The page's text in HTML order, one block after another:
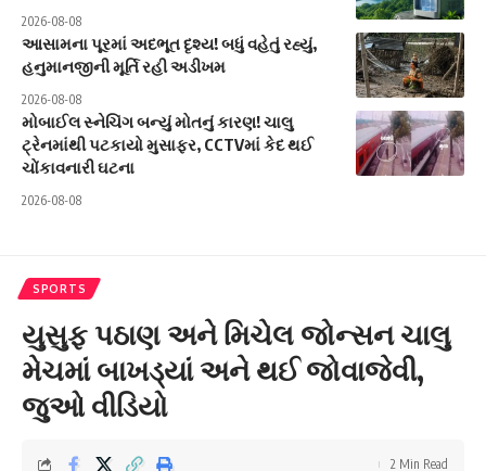
2026-08-08
આસામના પૂરમાં અદભૂત દૃશ્ય! બધું વહેતું રહ્યું,
હનુમાનજીની મૂર્તિ રહી અડીખમ
2026-08-08
મોબાઈલ સ્નેચિંગ બન્યું મોતનું કારણ! ચાલુ
ટ્રેનમાંથી પટકાયો મુસાફર, CCTVમાં કેદ થઈ
ચોંકાવનારી ઘટના
2026-08-08
SPORTS
યુસુફ પઠાણ અને મિચેલ જોન્સન ચાલુ
મેચમાં બાખડ્યાં અને થઈ જોવાજેવી,
જુઓ વીડિયો
2 Min Read